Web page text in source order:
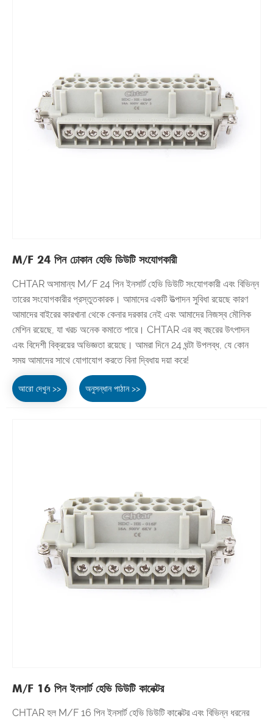
M/F 24 পিন ঢোকান হেভি ডিউটি ​​সংযোগকারী
CHTAR অসামান্য M/F 24 পিন ইনসার্ট হেভি ডিউটি ​​সংযোগকারী এবং বিভিন্ন
তারের সংযোগকারীর প্রস্তুতকারক। আমাদের একটি উত্পাদন সুবিধা রয়েছে কারণ
আমাদের বাইরের কারখানা থেকে কেনার দরকার নেই এবং আমাদের নিজস্ব মৌলিক
মেশিন রয়েছে, যা খরচ অনেক কমাতে পারে। CHTAR এর বহু বছরের উৎপাদন
এবং বিদেশী বিক্রয়ের অভিজ্ঞতা রয়েছে। আমরা দিনে 24 ঘন্টা উপলব্ধ, যে কোন
সময় আমাদের সাথে যোগাযোগ করতে বিনা দ্বিধায় দয়া করে!
আরো দেখুন >> অনুসন্ধান পাঠান >>
M/F 16 পিন ইনসার্ট হেভি ডিউটি ​​কানেক্টর
CHTAR হল M/F 16 পিন ইনসার্ট হেভি ডিউটি ​​কানেক্টর এবং বিভিন্ন ধরনের